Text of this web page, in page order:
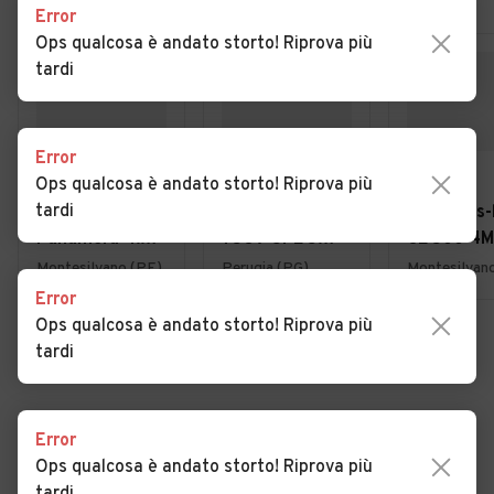
€ 29.900
Porsche
Panamera 4.8
Turbo
Montesilvano (PE)
€ 4.400
75CV GPL 5
porte Live
Perugia (PG)
€ 17.900
CL 500
AMG
Cerca altri risultati
Error
Ops qualcosa è andato storto! Riprova più
tardi
Error
Ops qualcosa è andato storto! Riprova più
tardi
Error
Ops qualcosa è andato storto! Riprova più
tardi
Error
Ops qualcosa è andato storto! Riprova più